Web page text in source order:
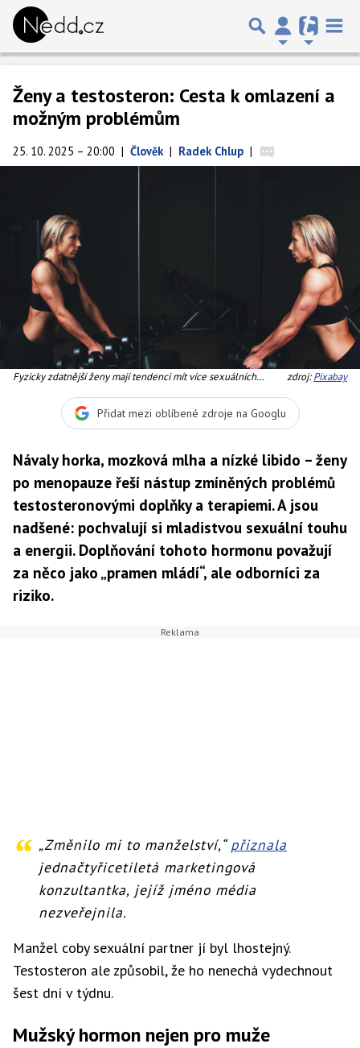
Ženy a testosteron: Cesta k omlazení a
možným problémům
25. 10. 2025 – 20:00 | Člověk | Radek Chlup |
Fyzicky zdatnější ženy mají tendenci mít více sexuálních
zdroj:Pixabay
Přidat mezi oblíbené zdroje na Googlu
Návaly horka, mozková mlha a nízké libido – ženy
po menopauze řeší nástup zmíněných problémů
testosteronovými doplňky a terapiemi. A jsou
nadšené: pochvalují si mladistvou sexuální touhu
a energii. Doplňování tohoto hormonu považují
za něco jako „pramen mládí“, ale odborníci za
riziko.
„Změnilo mi to manželství,“přiznala
jednačtyřicetiletá marketingová
konzultantka, jejíž jméno média
nezveřejnila.
Manžel coby sexuální partner jí byl lhostejný.
Testosteron ale způsobil, že ho nenechá vydechnout
šest dní v týdnu.
Mužský hormon nejen pro muže